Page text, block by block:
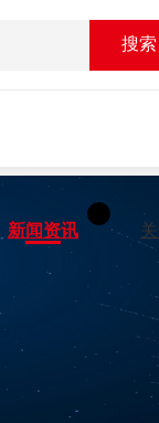
搜索
新闻资讯